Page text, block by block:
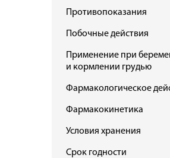
Противопоказания
Побочные действия
Применение при
и кормлении грудью
Фармакологическое
Фармакокинетика
Условия хранения
Срок годности